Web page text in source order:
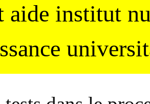
aide institut